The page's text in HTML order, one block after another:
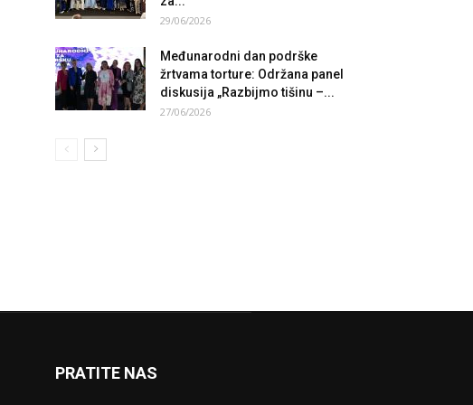
29/06/2026
Međunarodni dan podrške
žrtvama torture: Održana panel
diskusija „Razbijmo tišinu –...
27/06/2026
PRATITE NAS